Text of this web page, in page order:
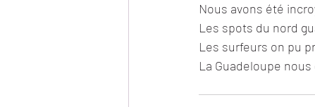
Nous avons été
Les spots du nord
Les surfeurs on pu
La Guadeloupe